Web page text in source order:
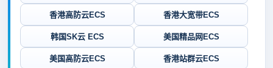
香港高防云ECS 香港大宽带ECS
韩国SK云 ECS 美国精品网ECS
美国高防云ECS 香港站群云ECS